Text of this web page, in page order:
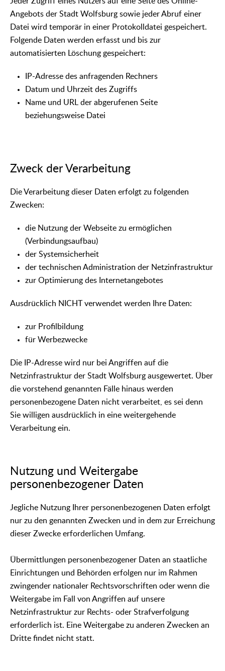
Angebots der Stadt Wolfsburg sowie jeder Abruf einer
Datei wird temporär in einer Protokolldatei gespeichert.
Folgende Daten werden erfasst und bis zur
automatisierten Löschung gespeichert:
IP-Adresse des anfragenden Rechners
Datum und Uhrzeit des Zugriffs
Name und URL der abgerufenen Seite
beziehungsweise Datei
Zweck der Verarbeitung
Die Verarbeitung dieser Daten erfolgt zu folgenden
Zwecken:
die Nutzung der Webseite zu ermöglichen
(Verbindungsaufbau)
der Systemsicherheit
der technischen Administration der Netzinfrastruktur
zur Optimierung des Internetangebotes
Ausdrücklich NICHT verwendet werden Ihre Daten:
zur Profilbildung
für Werbezwecke
Die IP-Adresse wird nur bei Angriffen auf die
Netzinfrastruktur der Stadt Wolfsburg ausgewertet. Über
die vorstehend genannten Fälle hinaus werden
personenbezogene Daten nicht verarbeitet, es sei denn
Sie willigen ausdrücklich in eine weitergehende
Verarbeitung ein.
Nutzung und Weitergabe
personenbezogener Daten
Jegliche Nutzung Ihrer personenbezogenen Daten erfolgt
nur zu den genannten Zwecken und in dem zur Erreichung
dieser Zwecke erforderlichen Umfang.
Übermittlungen personenbezogener Daten an staatliche
Einrichtungen und Behörden erfolgen nur im Rahmen
zwingender nationaler Rechtsvorschriften oder wenn die
Weitergabe im Fall von Angriffen auf unsere
Netzinfrastruktur zur Rechts- oder Strafverfolgung
erforderlich ist. Eine Weitergabe zu anderen Zwecken an
Dritte findet nicht statt.